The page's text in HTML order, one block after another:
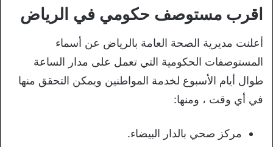
اقرب مستوصف حكومي في الرياض
أعلنت مديرية الصحة العامة بالرياض عن أسماء
المستوصفات الحكومية التي تعمل على مدار الساعة
طوال أيام الأسبوع لخدمة المواطنين ويمكن التحقق منها
في أي وقت ، ومنها:
مركز صحي بالدار البيضاء.